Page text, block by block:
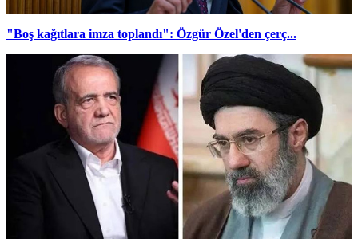
"Boş kağıtlara imza toplandı": Özgür Özel'den çerç...